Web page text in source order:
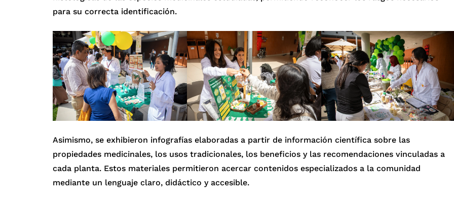
para su correcta identificación.
Asimismo, se exhibieron infografías elaboradas a partir de información científica sobre las
propiedades medicinales, los usos tradicionales, los beneficios y las recomendaciones vinculadas a
cada planta. Estos materiales permitieron acercar contenidos especializados a la comunidad
mediante un lenguaje claro, didáctico y accesible.